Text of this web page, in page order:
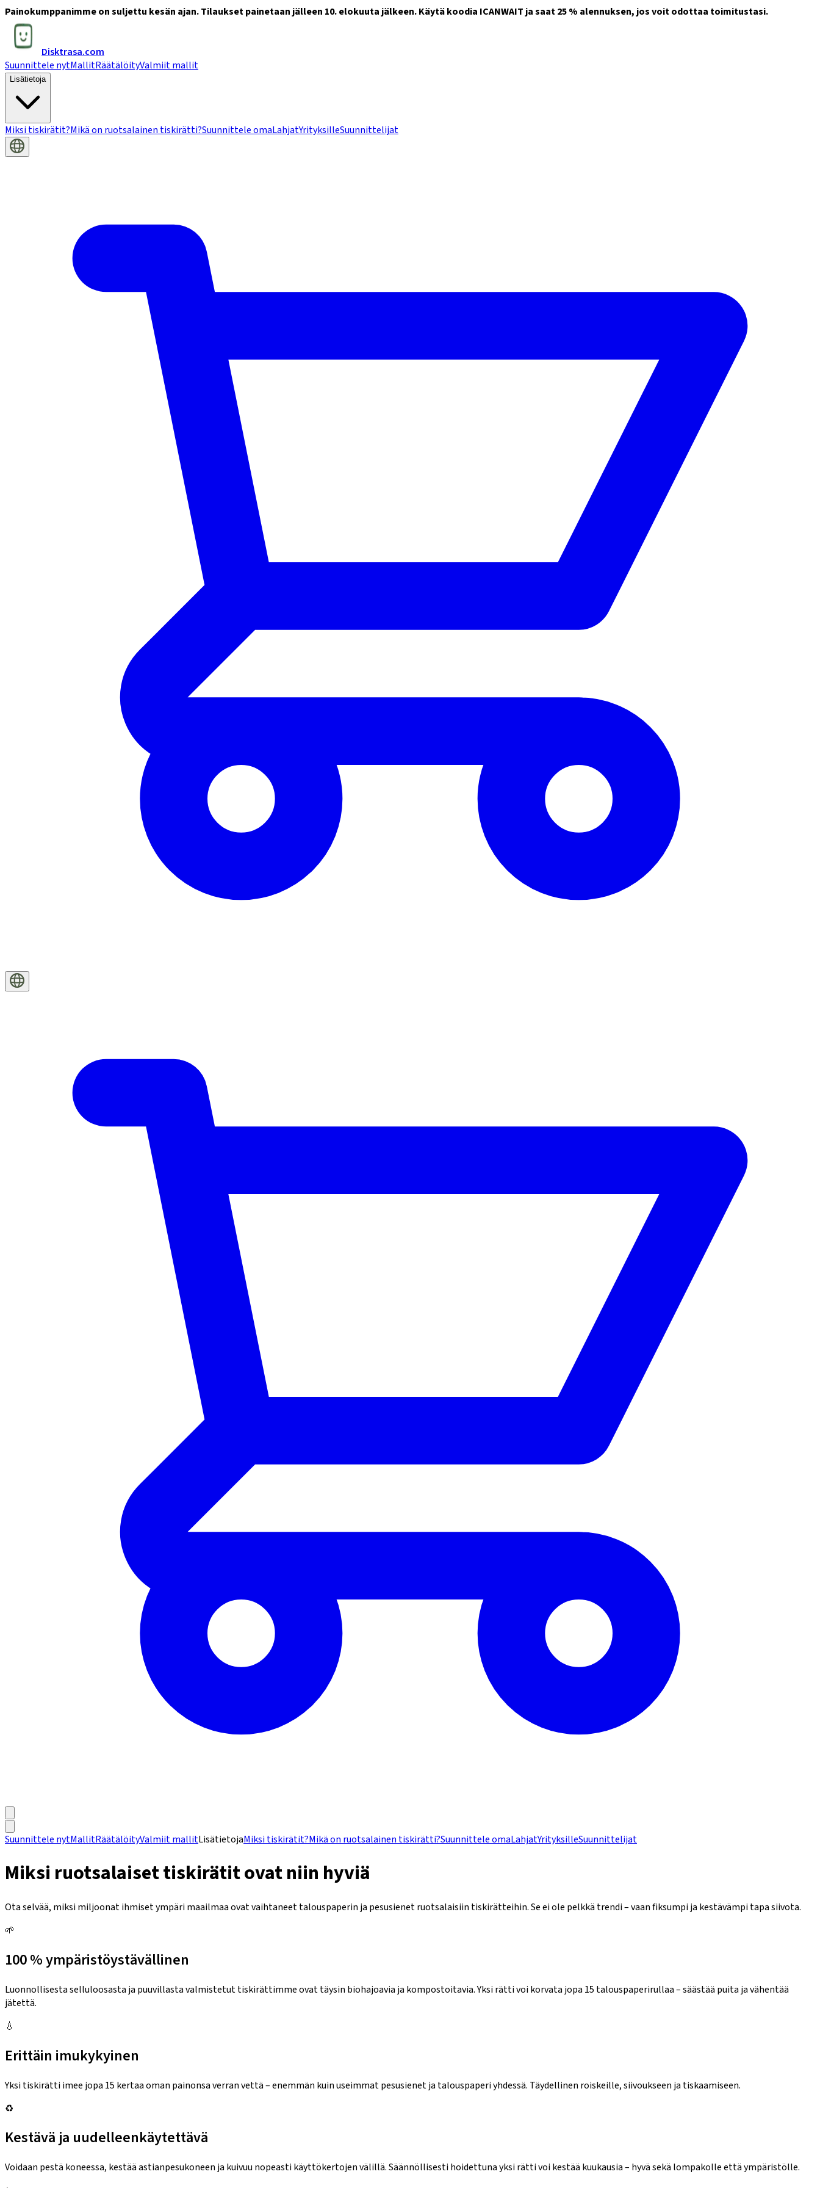
Painokumppanimme on suljettu kesän ajan. Tilaukset painetaan jälleen 10. elokuuta jälkeen. Käytä koodia ICANWAIT ja saat 25 % alennuksen, jos voit odottaa toimitustasi.
Disktrasa.com
Suunnittele nytMallitRäätälöityValmiit mallit
Lisätietoja
Miksi tiskirätit?Mikä on ruotsalainen tiskirätti?Suunnittele omaLahjatYrityksilleSuunnittelijat
Suunnittele nytMallitRäätälöityValmiit mallitLisätietojaMiksi tiskirätit?Mikä on ruotsalainen tiskirätti?Suunnittele omaLahjatYrityksilleSuunnittelijat
Miksi ruotsalaiset tiskirätit ovat niin hyviä
Ota selvää, miksi miljoonat ihmiset ympäri maailmaa ovat vaihtaneet talouspaperin ja pesusienet ruotsalaisiin tiskirätteihin. Se ei ole pelkkä trendi – vaan fiksumpi ja kestävämpi tapa siivota.
🌱
100 % ympäristöystävällinen
Luonnollisesta selluloosasta ja puuvillasta valmistetut tiskirättimme ovat täysin biohajoavia ja kompostoitavia. Yksi rätti voi korvata jopa 15 talouspaperirullaa – säästää puita ja vähentää
jätettä.
💧
Erittäin imukykyinen
Yksi tiskirätti imee jopa 15 kertaa oman painonsa verran vettä – enemmän kuin useimmat pesusienet ja talouspaperi yhdessä. Täydellinen roiskeille, siivoukseen ja tiskaamiseen.
♻️
Kestävä ja uudelleenkäytettävä
Voidaan pestä koneessa, kestää astianpesukoneen ja kuivuu nopeasti käyttökertojen välillä. Säännöllisesti hoidettuna yksi rätti voi kestää kuukausia – hyvä sekä lompakolle että ympäristölle.